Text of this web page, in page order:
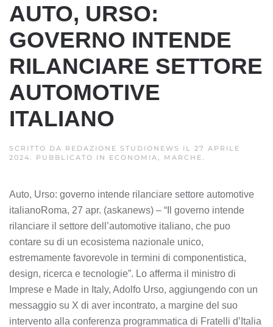
AUTO, URSO:
GOVERNO INTENDE
RILANCIARE SETTORE
AUTOMOTIVE
ITALIANO
SCRITTO DA REDAZIONE STUDIONEWS IL 27 APRILE
2024
. PUBBLICATO IN ECONOMIA, MARCHE
Auto, Urso: governo intende rilanciare settore automotive
italianoRoma, 27 apr. (askanews) – “Il governo intende
rilanciare il settore dell’automotive italiano, che puo
contare su di un ecosistema nazionale unico,
estremamente favorevole in termini di componentistica,
design, ricerca e tecnologie”. Lo afferma il ministro di
Imprese e Made in Italy, Adolfo Urso, aggiungendo con un
messaggio su X di aver incontrato, a margine del suo
intervento alla conferenza programmatica di Fratelli d’Italia